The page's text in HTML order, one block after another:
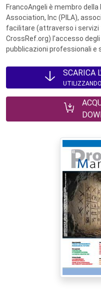
FrancoAngeli è membro
Association, Inc (PILA),
facilitare (attraverso i
CrossRef.org) l’accesso
pubblicazioni professionali e
SCARICA